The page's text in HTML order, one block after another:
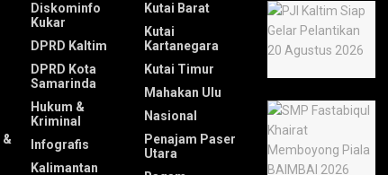
&
Diskominfo
Kukar
DPRD Kaltim
DPRD Kota
Samarinda
Hukum &
Kriminal
Infografis
Kalimantan
Kutai Barat
Kutai
Kartanegara
Kutai Timur
Mahakan Ulu
Nasional
Penajam Paser
Utara